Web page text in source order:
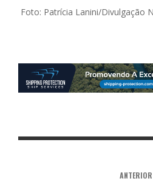
Foto: Patrícia Lanini/Divulgação
ANTERIOR